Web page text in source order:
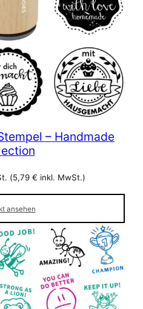
– Handmade
(5,79 € inkl. MwSt.)
ansehen